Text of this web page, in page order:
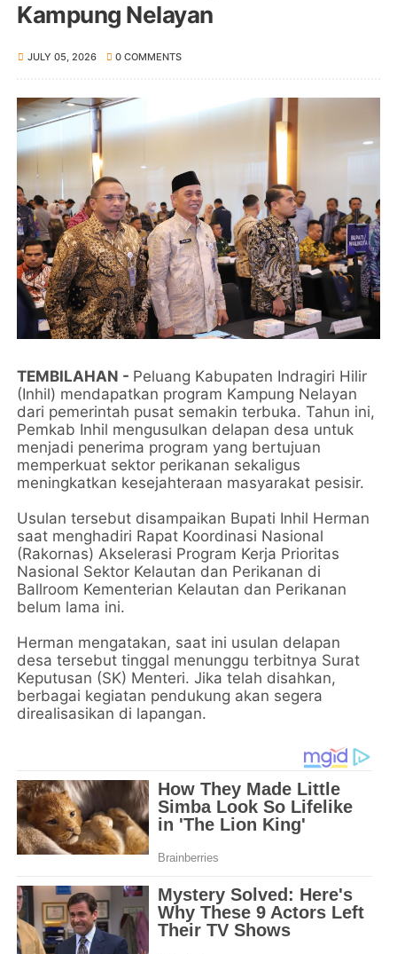
Kampung Nelayan
JULY 05, 2026 0 COMMENTS
TEMBILAHAN - Peluang Kabupaten Indragiri Hilir
(Inhil) mendapatkan program Kampung Nelayan
dari pemerintah pusat semakin terbuka. Tahun ini,
Pemkab Inhil mengusulkan delapan desa untuk
menjadi penerima program yang bertujuan
memperkuat sektor perikanan sekaligus
meningkatkan kesejahteraan masyarakat pesisir.
Usulan tersebut disampaikan Bupati Inhil Herman
saat menghadiri Rapat Koordinasi Nasional
(Rakornas) Akselerasi Program Kerja Prioritas
Nasional Sektor Kelautan dan Perikanan di
Ballroom Kementerian Kelautan dan Perikanan
belum lama ini.
Herman mengatakan, saat ini usulan delapan
desa tersebut tinggal menunggu terbitnya Surat
Keputusan (SK) Menteri. Jika telah disahkan,
berbagai kegiatan pendukung akan segera
direalisasikan di lapangan.